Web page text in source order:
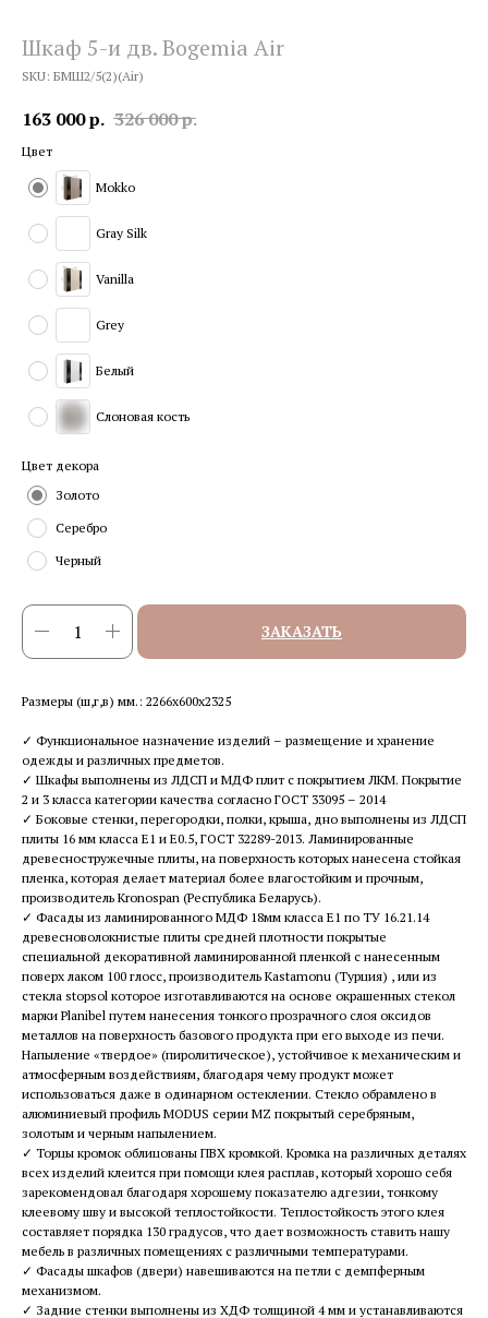
Шкаф 5-и дв. Bogemia Air
SKU: БМШ2/5(2)(Air)
163 000р. 326 000р.
Цвет
Mokko
Gray Silk
Vanilla
Grey
Белый
Слоновая кость
Цвет декора
Золото
Серебро
Черный
ЗАКАЗАТЬ
Размеры (ш,г,в) мм.: 2266х600х2325
✓ Функциональное назначение изделий – размещение и хранение
одежды и различных предметов.
✓ Шкафы выполнены из ЛДСП и МДФ плит с покрытием ЛКМ. Покрытие
2 и 3 класса категории качества согласно ГОСТ 33095 – 2014
✓ Боковые стенки, перегородки, полки, крыша, дно выполнены из ЛДСП
плиты 16 мм класса Е1 и Е0.5, ГОСТ 32289-2013. Ламинированные
древесностружечные плиты, на поверхность которых нанесена стойкая
пленка, которая делает материал более влагостойким и прочным,
производитель Kronospan (Республика Беларусь).
✓ Фасады из ламинированного МДФ 18мм класса Е1 по ТУ 16.21.14
древесноволокнистые плиты средней плотности покрытые
специальной декоративной ламинированной пленкой с нанесенным
поверх лаком 100 глосс, производитель Kastamonu (Турция) , или из
стекла stopsol которое изготавливаются на основе окрашенных стекол
марки Planibel путем нанесения тонкого прозрачного слоя оксидов
металлов на поверхность базового продукта при его выходе из печи.
Напыление «твердое» (пиролитическое), устойчивое к механическим и
атмосферным воздействиям, благодаря чему продукт может
использоваться даже в одинарном остеклении. Стекло обрамлено в
алюминиевый профиль MODUS серии MZ покрытый серебряным,
золотым и черным напылением.
✓ Торцы кромок облицованы ПВХ кромкой. Кромка на различных деталях
всех изделий клеится при помощи клея расплав, который хорошо себя
зарекомендовал благодаря хорошему показателю адгезии, тонкому
клеевому шву и высокой теплостойкости. Теплостойкость этого клея
составляет порядка 130 градусов, что дает возможность ставить нашу
мебель в различных помещениях с различными температурами.
✓ Фасады шкафов (двери) навешиваются на петли с демпферным
механизмом.
✓ Задние стенки выполнены из ХДФ толщиной 4 мм и устанавливаются